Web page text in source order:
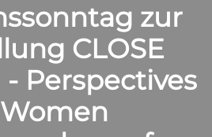
zur
CLOSE
- Perspectives